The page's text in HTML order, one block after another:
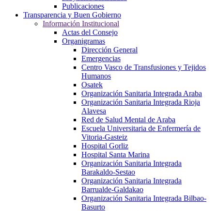
Publicaciones
Transparencia y Buen Gobierno
Información Institucional
Actas del Consejo
Organigramas
Dirección General
Emergencias
Centro Vasco de Transfusiones y Tejidos
Humanos
Osatek
Organización Sanitaria Integrada Araba
Organización Sanitaria Integrada Rioja
Alavesa
Red de Salud Mental de Araba
Escuela Universitaria de Enfermería de
Vitoria-Gasteiz
Hospital Gorliz
Hospital Santa Marina
Organización Sanitaria Integrada
Barakaldo-Sestao
Organización Sanitaria Integrada
Barrualde-Galdakao
Organización Sanitaria Integrada Bilbao-
Basurto